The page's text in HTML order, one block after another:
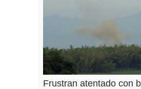
Frustran atentado con